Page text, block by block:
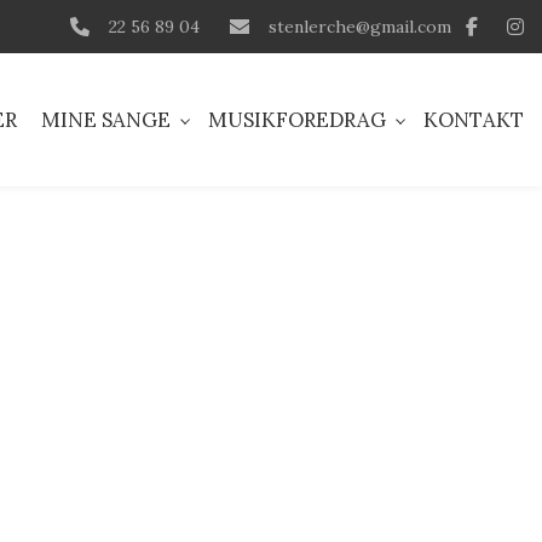
22 56 89 04 stenlerche@gmail.com
MINE SANGE MUSIKFOREDRAG KONTAKT